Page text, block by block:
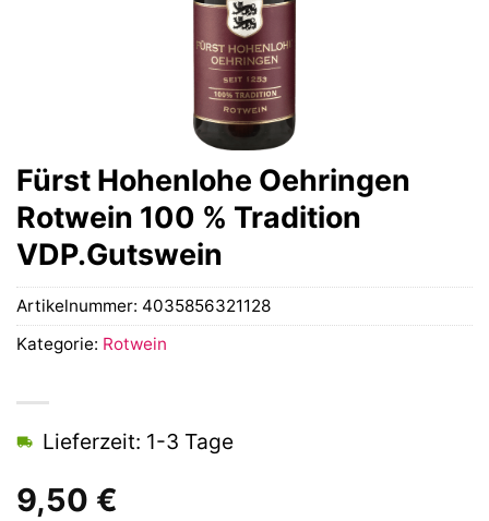
Fürst Hohenlohe Oehringen
Rotwein 100 % Tradition
VDP.Gutswein
9,50 €
Lieferzeit: 1-3 Tage
Artikelnummer: 4035856321128
Kategorie: Rotwein